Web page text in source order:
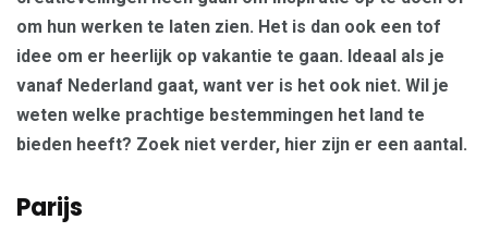
om hun werken te laten zien. Het is dan ook een tof
idee om er heerlijk op vakantie te gaan. Ideaal als je
vanaf Nederland gaat, want ver is het ook niet. Wil je
weten welke prachtige bestemmingen het land te
bieden heeft? Zoek niet verder, hier zijn er een aantal.
Parijs